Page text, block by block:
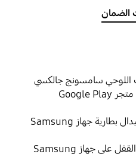
الضمان
اللوحي سامسونج جالكسي
كيفية استكشاف أخطاء تنزيل متجر Google Play
كيفية فحص أو إصلاح أو استبدال بطارية جهاز Samsung
اكتشف ميزات جديدة لشاشة القفل على جهاز Samsung